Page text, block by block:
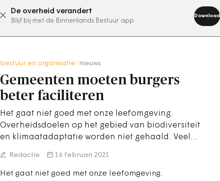
De overheid verandert
Blijf bij met de Binnenlands Bestuur app
Download
abonneer nu
bestuur en organisatie nieuws
Gemeenten moeten burgers
beter faciliteren
Het gaat niet goed met onze leefomgeving.
Overheidsdoelen op het gebied van biodiversiteit
en klimaatadaptatie worden niet gehaald. Veel…
Redactie 16 februari 2021
Het gaat niet goed met onze leefomgeving.